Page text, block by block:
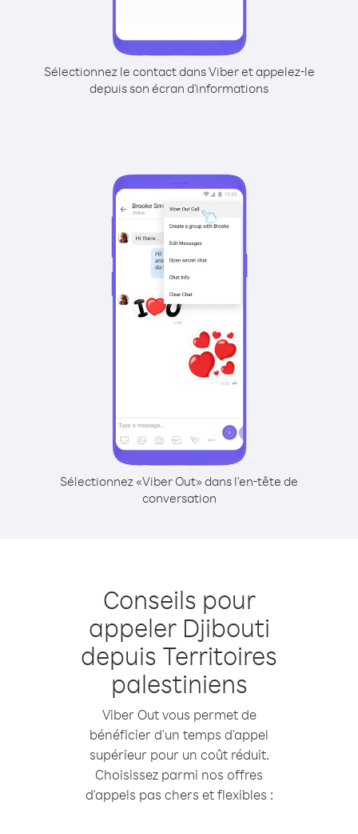
Sélectionnez le contact dans Viber et appelez-le
depuis son écran d'informations
Sélectionnez «Viber Out» dans l'en-tête de
conversation
Conseils pour
appeler Djibouti
depuis Territoires
palestiniens
Viber Out vous permet de
bénéficier d'un temps d'appel
supérieur pour un coût réduit.
Choisissez parmi nos offres
d'appels pas chers et flexibles :